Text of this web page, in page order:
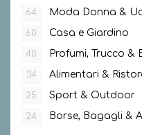
64 Moda Donna &
60 Casa e Giardino
40 Profumi, Trucco &
34 Alimentari &
25 Sport & Outdoor
24 Borse, Bagagli &